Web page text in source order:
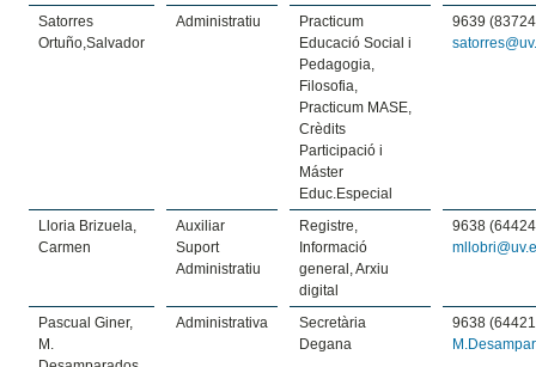
Satorres
Ortuño,Salvador
Administratiu
Practicum
Educació Social i
Pedagogia,
Filosofia,
Practicum MASE,
Crèdits
Participació i
Máster
Educ.Especial
9639
Lloria Brizuela,
Carmen
Auxiliar
Suport
Administratiu
Registre,
Informació
general, Arxiu
digital
9638
Pascual Giner,
M.
Administrativa
Secretària
Degana
9638